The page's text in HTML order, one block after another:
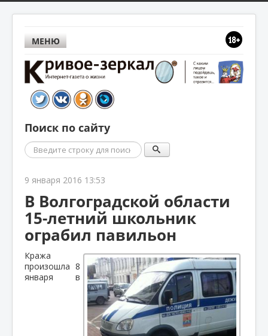
МЕНЮ
Поиск по сайту
Поиск
9 января 2016 13:53
В Волгоградской области
15-летний школьник
ограбил павильон
Кража
произошла 8
января в